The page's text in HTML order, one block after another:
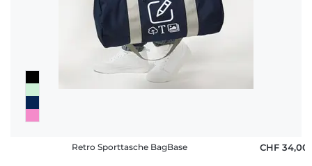
Retro Sporttasche BagBase CHF 34,00